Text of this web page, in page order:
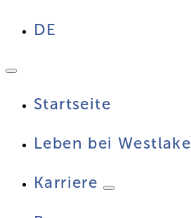
DE
Startseite
Leben bei Westlake
Karriere